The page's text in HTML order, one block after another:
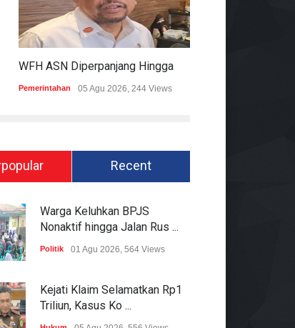
Pemerintahan 05 Agu 2026, 244 Views
Recent
Warga Keluhkan BPJS
Nonaktif hingga Jalan Rus ...
Politik 01 Agu 2026, 564 Views
Kejati Klaim Selamatkan Rp1
Triliun, Kasus Ko ...